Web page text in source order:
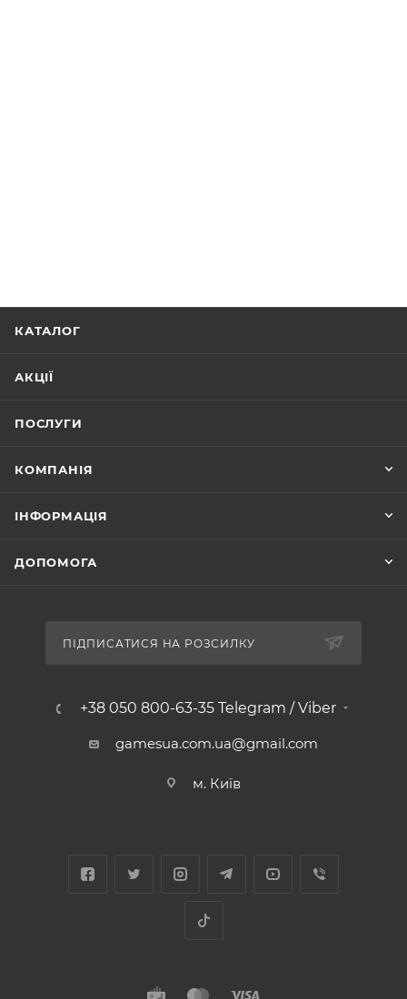
КАТАЛОГ
АКЦІЇ
ПОСЛУГИ
КОМПАНІЯ
ІНФОРМАЦІЯ
ДОПОМОГА
ПІДПИСАТИСЯ НА РОЗСИЛКУ
+38 050 800-63-35 Telegram / Viber
gamesua.com.ua@gmail.com
м. Київ